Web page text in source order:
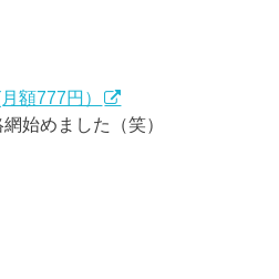
額777円）
始めました（笑）